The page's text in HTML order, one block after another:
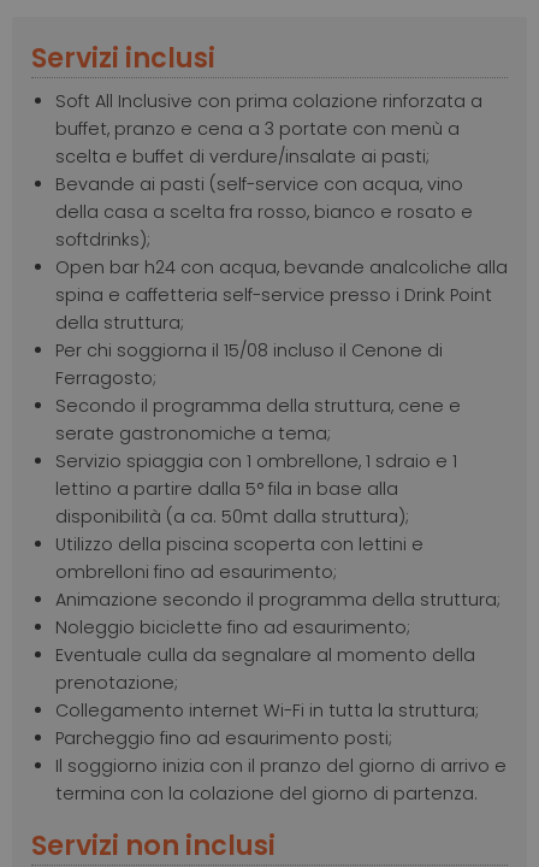
Servizi inclusi
Soft All Inclusive con prima colazione rinforzata a
buffet, pranzo e cena a 3 portate con menù a
scelta e buffet di verdure/insalate ai pasti;
Bevande ai pasti (self-service con acqua, vino
della casa a scelta fra rosso, bianco e rosato e
softdrinks);
Open bar h24 con acqua, bevande analcoliche alla
spina e caffetteria self-service presso i Drink Point
della struttura;
Per chi soggiorna il 15/08 incluso il Cenone di
Ferragosto;
Secondo il programma della struttura, cene e
serate gastronomiche a tema;
Servizio spiaggia con 1 ombrellone, 1 sdraio e 1
lettino a partire dalla 5° fila in base alla
disponibilità (a ca. 50mt dalla struttura);
Utilizzo della piscina scoperta con lettini e
ombrelloni fino ad esaurimento;
Animazione secondo il programma della struttura;
Noleggio biciclette fino ad esaurimento;
Eventuale culla da segnalare al momento della
prenotazione;
Collegamento internet Wi-Fi in tutta la struttura;
Parcheggio fino ad esaurimento posti;
Il soggiorno inizia con il pranzo del giorno di arrivo e
termina con la colazione del giorno di partenza.
Servizi non inclusi